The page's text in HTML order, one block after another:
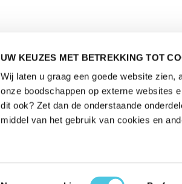
UW KEUZES MET BETREKKING TOT
Wij laten u graag een goede website
onze boodschappen op externe websites
dit ook? Zet dan de onderstaande
middel van het gebruik van cookies en